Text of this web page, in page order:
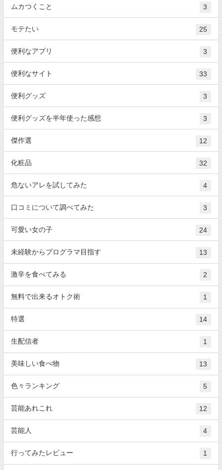
ムカつくこと 3
モテたい 25
便利なアプリ 3
便利なサイト 33
便利グッズ 3
便利グッズを半年使った感想 3
傑作選 12
化粧品 32
危ないアレを試してみた 4
口コミについて調べてみた 3
可愛い女の子 24
未経験からプログラマ目指す 13
激辛を食べてみる 2
無料で出来るオトク術 1
特選 14
生配信者 1
美味しい食べ物 13
色々ランキング 5
芸能あれこれ 12
芸能人 4
行ってみたレビュー 1